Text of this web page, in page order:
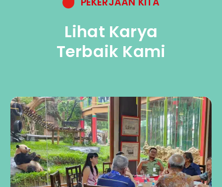
Lihat Karya
Terbaik Kami